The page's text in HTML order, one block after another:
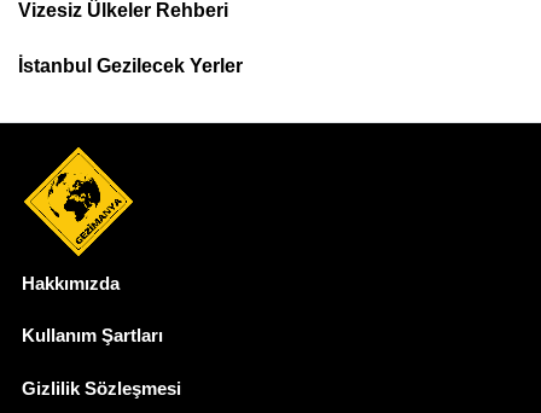
Menu
Vizesiz Ülkeler Rehberi
İstanbul Gezilecek Yerler
Hakkımızda
Kullanım Şartları
Gizlilik Sözleşmesi